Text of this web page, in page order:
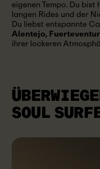
eigenen Tempo. Du bist
langen Rides und der
Du liebst entspannte
Alentejo,
ihrer lockeren
SOUL